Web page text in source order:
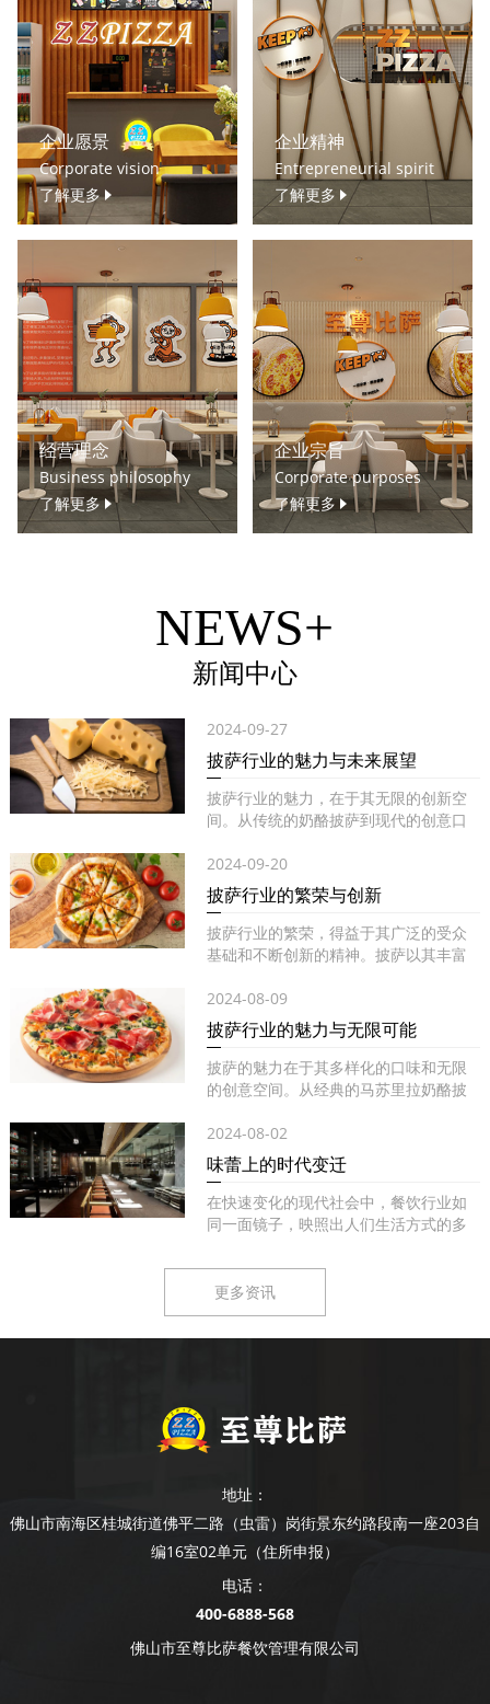
企业愿景
Corporate vision
了解更多
企业精神
Entrepreneurial spirit
了解更多
经营理念
Business philosophy
了解更多
企业宗旨
Corporate purposes
了解更多
NEWS+
新闻中心
2024-09-27
披萨行业的魅力与未来展望
披萨行业的魅力，在于其无限的创新空
间。从传统的奶酪披萨到现代的创意口
2024-09-20
披萨行业的繁荣与创新
披萨行业的繁荣，得益于其广泛的受众
基础和不断创新的精神。披萨以其丰富
2024-08-09
披萨行业的魅力与无限可能
披萨的魅力在于其多样化的口味和无限
的创意空间。从经典的马苏里拉奶酪披
2024-08-02
味蕾上的时代变迁
在快速变化的现代社会中，餐饮行业如
同一面镜子，映照出人们生活方式的多
更多资讯
地址：
佛山市南海区桂城街道佛平二路（虫雷）岗街景东约路段南一座203自
编16室02单元（住所申报）
电话：
400-6888-568
佛山市至尊比萨餐饮管理有限公司